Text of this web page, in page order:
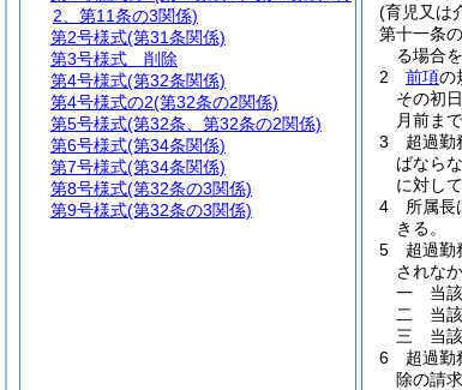
(育児又は
第十一条
る場合
2
前項の
その初日
月前ま
3
超過勤
ばならな
に対し
4
所属長
きる。
5
超過勤
されな
一
当
二
当
三
当
6
超過勤
除の請
2、第11条の3関係)
第2号様式(第31条関係)
第3号様式 削除
第4号様式(第32条関係)
第4号様式の2(第32条の2関係)
第5号様式(第32条、第32条の2関係)
第6号様式(第34条関係)
第7号様式(第34条関係)
第8号様式(第32条の3関係)
第9号様式(第32条の3関係)